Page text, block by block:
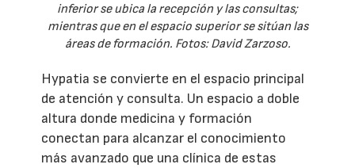
inferior se ubica la recepción y las consultas;
mientras que en el espacio superior se sitúan las
áreas de formación. Fotos: David Zarzoso.
Hypatia se convierte en el espacio principal
de atención y consulta. Un espacio a doble
altura donde medicina y formación
conectan para alcanzar el conocimiento
más avanzado que una clínica de estas